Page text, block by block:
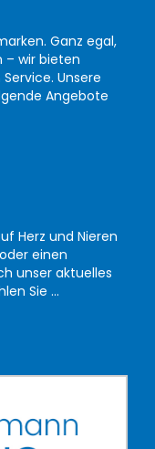
Ganz egal,
– wir bieten
Unsere
Angebote
Herz und Nieren
einen
unser aktuelles
Sie ...